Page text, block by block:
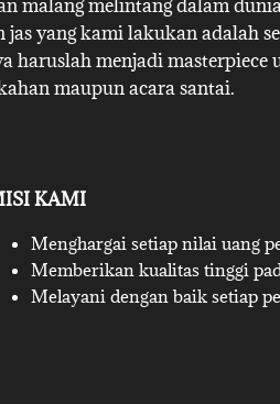
malang melintang dalam
yang kami lakukan adalah
haruslah menjadi masterpiece
maupun acara santai.
KAMI
Menghargai setiap nilai uang
Memberikan kualitas tinggi
Melayani dengan baik setiap